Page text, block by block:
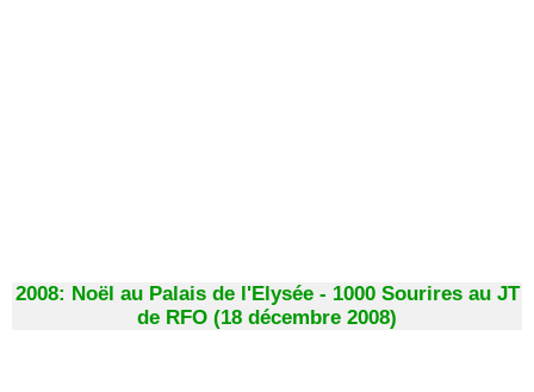
2008: Noël au Palais de l'Elysée - 1000 Sourires au JT
de RFO (18 décembre 2008)